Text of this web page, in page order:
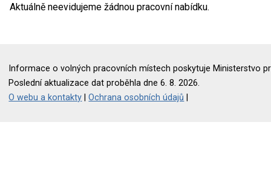
Aktuálně neevidujeme žádnou pracovní nabídku.
Informace o volných pracovních místech poskytuje Ministerstvo
Poslední aktualizace dat proběhla dne 6. 8. 2026.
O webu a kontakty |Ochrana osobních údajů